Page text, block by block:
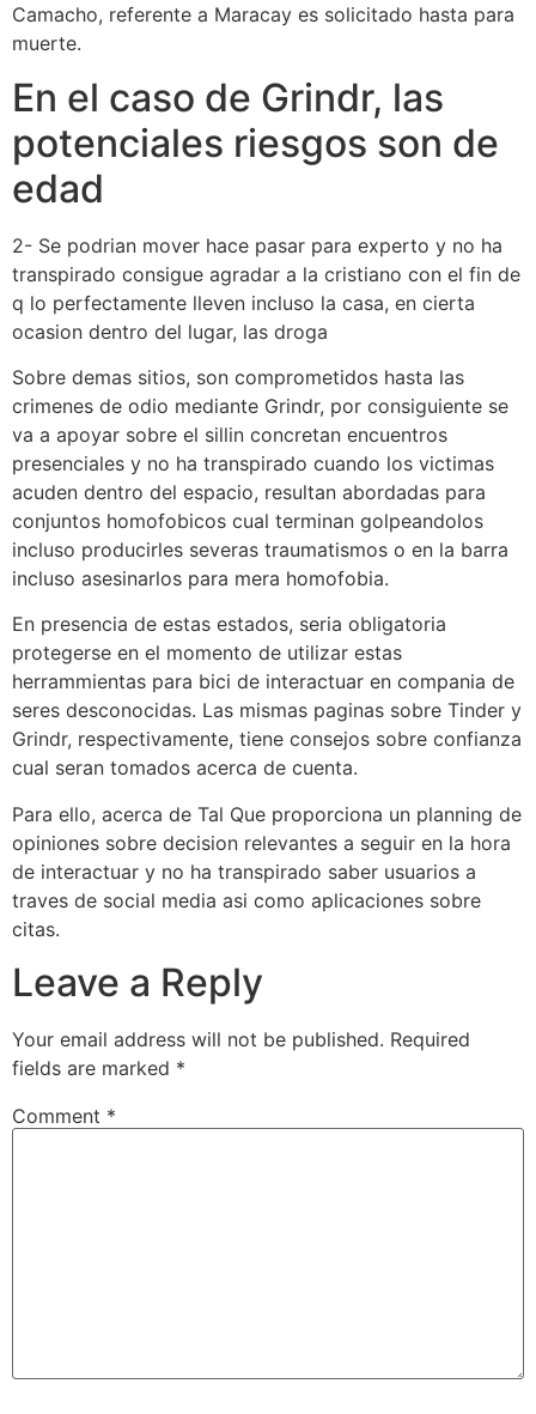
Camacho, referente a Maracay es solicitado hasta para
muerte.
En el caso de Grindr, las
potenciales riesgos son de
edad
2- Se podri­an mover hace pasar para experto y no ha
transpirado consigue agradar a la cristiano con el fin de
q lo perfectamente lleven incluso la casa, en cierta
ocasion dentro del lugar, las droga
Sobre demas sitios, son comprometidos hasta las
crimenes de odio mediante Grindr, por consiguiente se
va a apoyar sobre el silli­n concretan encuentros
presenciales y no ha transpirado cuando los victimas
acuden dentro del espacio, resultan abordadas para
conjuntos homofobicos cual terminan golpeandolos
incluso producirles severas traumatismos o en la barra
incluso asesinarlos para mera homofobia.
En presencia de estas estados, seri­a obligatoria
protegerse en el momento de utilizar estas
herrammientas para bici de interactuar en compania de
seres desconocidas. Las mismas paginas sobre Tinder y
Grindr, respectivamente, tiene consejos sobre confianza
cual seran tomados acerca de cuenta.
Para ello, acerca de Tal Que proporciona un planning de
opiniones sobre decision relevantes a seguir en la hora
de interactuar y no ha transpirado saber usuarios a
traves de social media asi­ como aplicaciones sobre
citas.
Leave a Reply
Your email address will not be published. Required
fields are marked *
Comment *